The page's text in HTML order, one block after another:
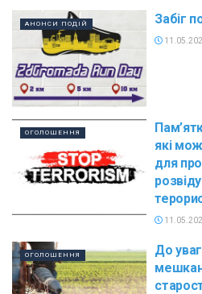
АНОНСИ ПОДІЙ Забіг
ОГОЛОШЕННЯ
які
для
ОГОЛОШЕННЯ
До